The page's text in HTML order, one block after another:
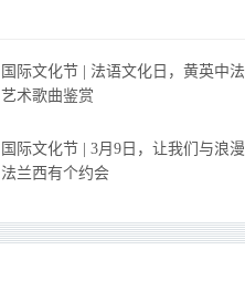
国际文化节 | 法语文化日，黄英中法
艺术歌曲鉴赏
国际文化节 | 3月9日，让我们与浪漫
法兰西有个约会